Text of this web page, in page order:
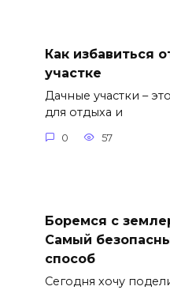
Как избавиться
участке
Дачные участки –
для отдыха и
0 57
Боремся с
Самый
способ
Сегодня хочу